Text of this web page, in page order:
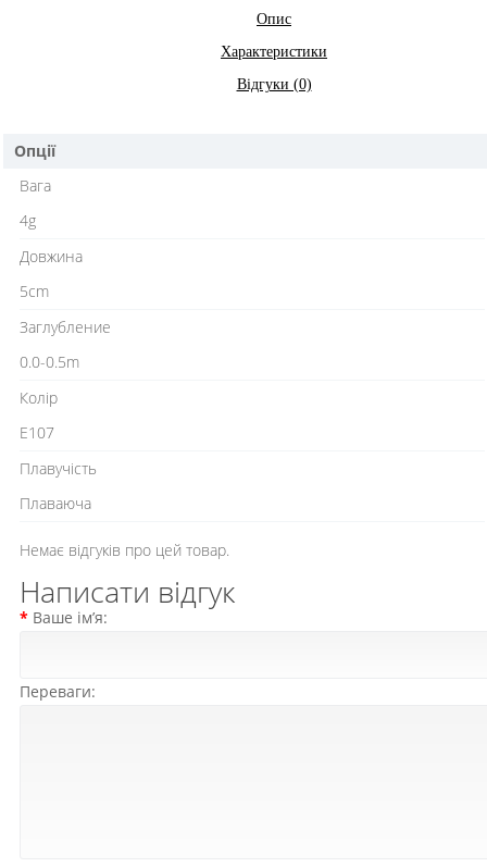
Опис
Характеристики
Відгуки (0)
Опції
Вага
4g
Довжина
5cm
Заглубление
0.0-0.5m
Колір
E107
Плавучість
Плаваюча
Немає відгуків про цей товар.
Написати відгук
Ваше ім’я:
Переваги: